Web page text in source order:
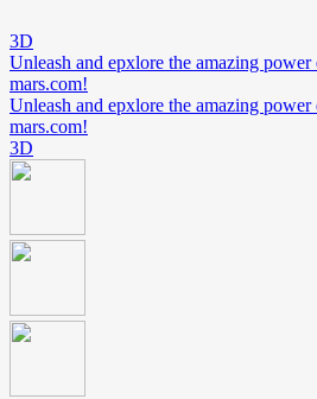
3D
Unleash and epxlore the amazing
mars.com!
Unleash and epxlore the amazing
mars.com!
3D